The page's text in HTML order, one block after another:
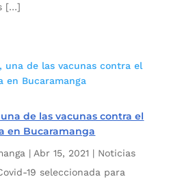
[…]
de las vacunas contra el
en Bucaramanga
| Abr 15, 2021 | Noticias
19 seleccionada para